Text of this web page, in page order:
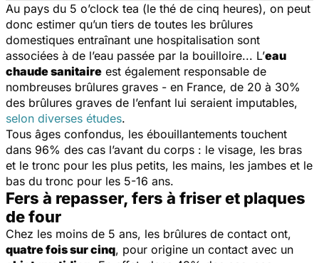
Au pays du 5 o’clock tea (le thé de cinq heures), on peut
donc estimer qu’un tiers de toutes les brûlures
domestiques entraînant une hospitalisation sont
associées à de l’eau passée par la bouilloire... L’eau
chaude sanitaire est également responsable de
nombreuses brûlures graves - en France, de 20 à 30%
des brûlures graves de l’enfant lui seraient imputables,
selon diverses études.
Tous âges confondus, les ébouillantements touchent
dans 96% des cas l’avant du corps : le visage, les bras
et le tronc pour les plus petits, les mains, les jambes et le
bas du tronc pour les 5-16 ans.
Fers à repasser, fers à friser et plaques
de four
Chez les moins de 5 ans, les brûlures de contact ont,
quatre fois sur cinq, pour origine un contact avec un